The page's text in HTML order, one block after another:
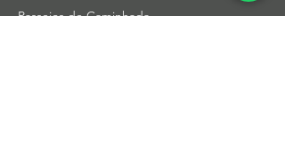
Passeios de Caminhada